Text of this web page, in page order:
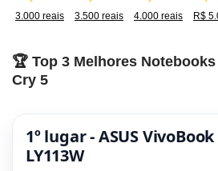
3.000 reais 3.500 reais 4.000 reais R$
🏆 Top 3 Melhores
Cry 5
1º lugar - ASUS VivoBook
LY113W